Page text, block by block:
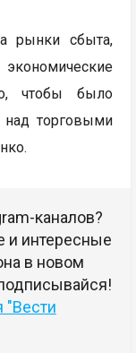
рынки сбыта,
чтобы было
торговыми
каналов?
интересные
в новом
"Вести